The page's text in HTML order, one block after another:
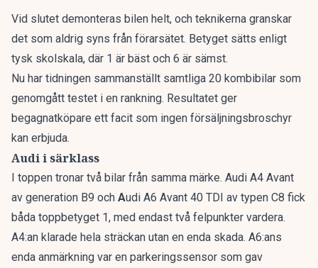
Vid slutet demonteras bilen helt, och teknikerna granskar
det som aldrig syns från förarsätet. Betyget sätts enligt
tysk skolskala, där 1 är bäst och 6 är sämst.
Nu har tidningen sammanställt samtliga 20 kombibilar som
genomgått testet i en rankning. Resultatet ger
begagnatköpare ett facit som ingen försäljningsbroschyr
kan erbjuda.
Audi i särklass
I toppen tronar två bilar från samma märke. Audi A4 Avant
av generation B9 och Audi A6 Avant 40 TDI av typen C8 fick
båda toppbetyget 1, med endast två felpunkter vardera.
A4:an klarade hela sträckan utan en enda skada. A6:ans
enda anmärkning var en parkeringssensor som gav